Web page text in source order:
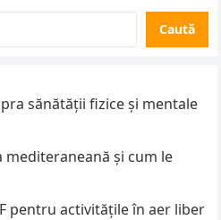
Caută
sănătății fizice și mentale
mediteraneană și cum le
pentru activitățile în aer liber